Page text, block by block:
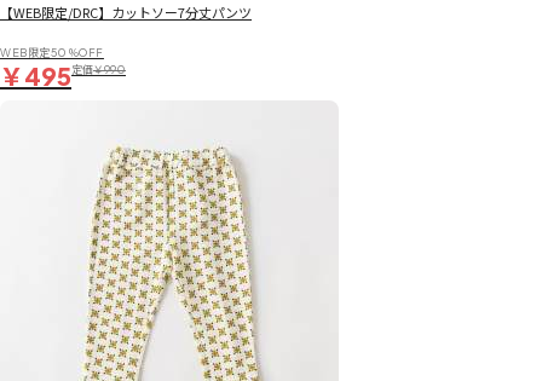
【WEB限定/DRC】カットソー7分丈パンツ
WEB限定50％OFF
￥495定価￥990